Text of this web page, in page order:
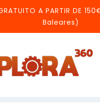
A PARTIR DE
Baleares)